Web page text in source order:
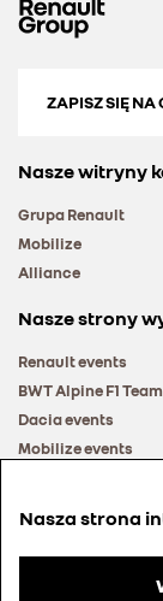
ZAPISZ SIĘ
Nasze witryny
Grupa Renault
Mobilize
Alliance
Nasze strony
Renault events
BWT Alpine F1
Dacia events
Mobilize events
Nasza strona